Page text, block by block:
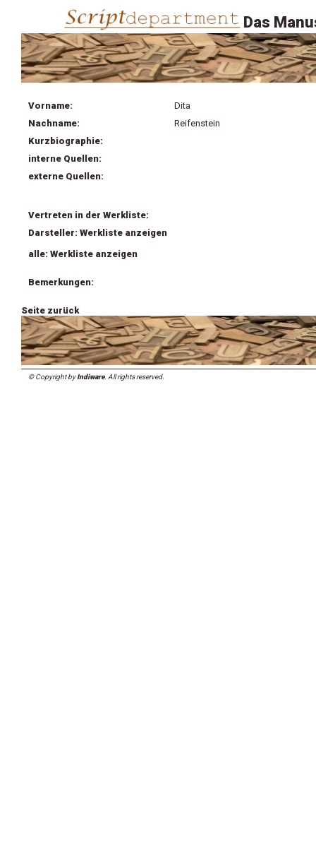
Das
Vorname:
Dita
Nachname:
Reifenstein
Kurzbiographie:
interne Quellen:
externe Quellen:
Vertreten in der Werkliste:
Darsteller: Werkliste anzeigen
alle: Werkliste anzeigen
Bemerkungen:
Seite zurück
© Copyright byIndiware. All rights reserved.